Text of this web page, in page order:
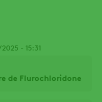
- 15:31
de Flurochloridone